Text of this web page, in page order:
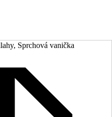
Sprchová vanička